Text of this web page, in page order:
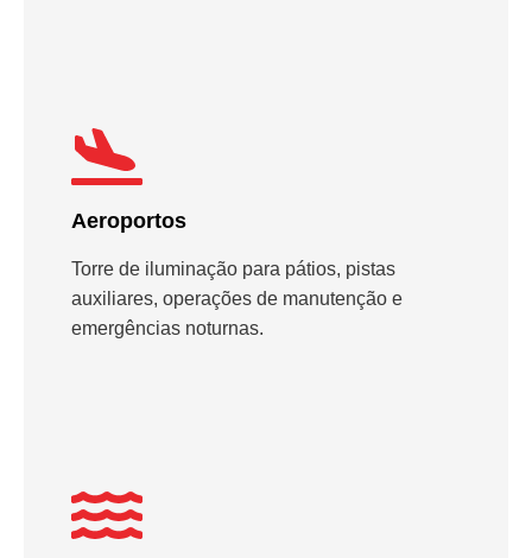
Aeroportos
Torre de iluminação para pátios, pistas
auxiliares, operações de manutenção e
emergências noturnas.